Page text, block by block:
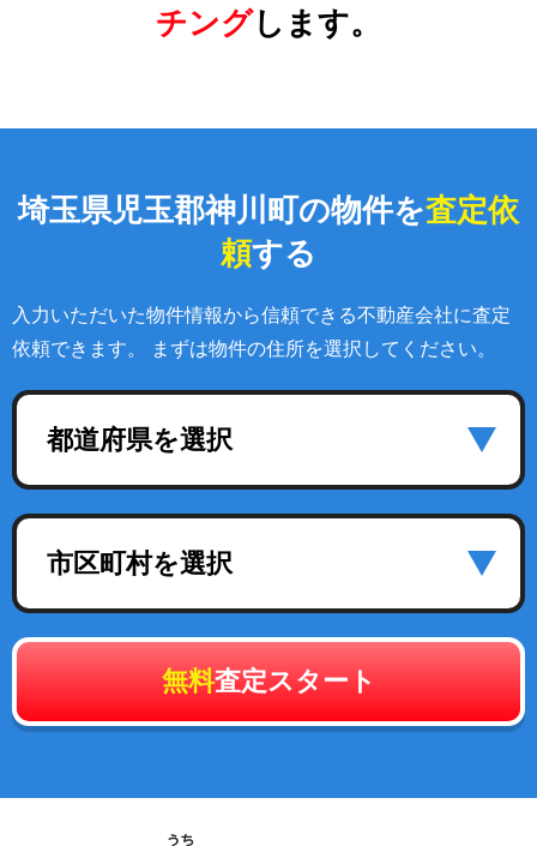
チングします。
埼玉県児玉郡神川町の物件を査定依
頼する
入力いただいた物件情報から信頼できる不動産会社に査定
依頼できます。 まずは物件の住所を選択してください。
都道府県を選択
市区町村を選択
無料査定スタート